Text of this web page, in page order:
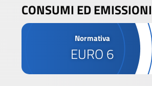
CONSUMI ED EMISSIONI
Normativa
EURO 6